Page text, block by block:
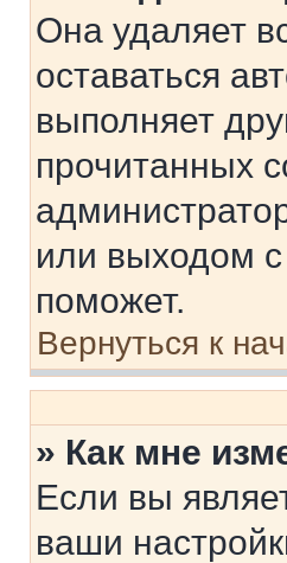
Она удаляет
оставаться
выполняет
прочитанных
или выходом
поможет.
Вернуться к
» Как мне
Если вы
ваши